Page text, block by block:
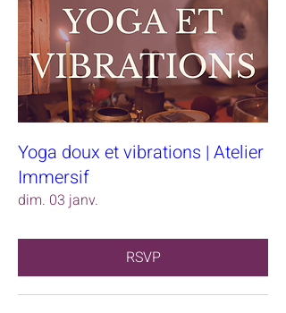
Yoga doux et vibrations | Atelier
Immersif
dim. 03 janv.
RSVP